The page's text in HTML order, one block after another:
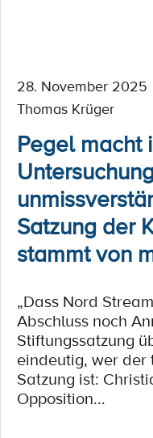
28. November 2025
Thomas Krüger
Pegel macht
Satzung der
stammt von
„Dass Nord
Abschluss noch
Stiftungssatzung
eindeutig, wer
Satzung ist:
Opposition...